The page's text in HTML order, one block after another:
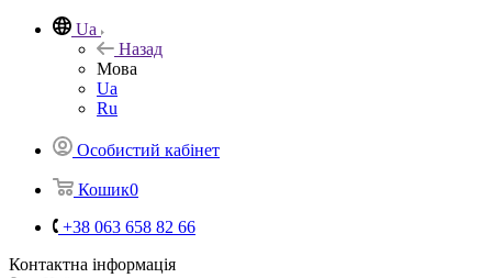
Ua
Назад
Мова
Ua
Ru
Особистий кабінет
Кошик0
+38 063 658 82 66
Контактна інформація